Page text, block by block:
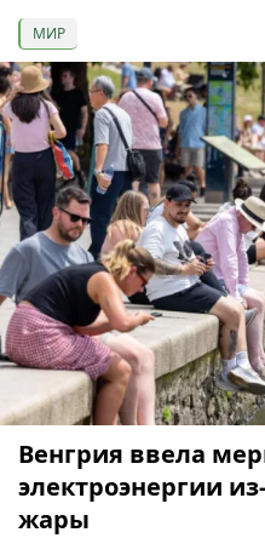
МИР
Венгрия ввела
электроэнергии
жары